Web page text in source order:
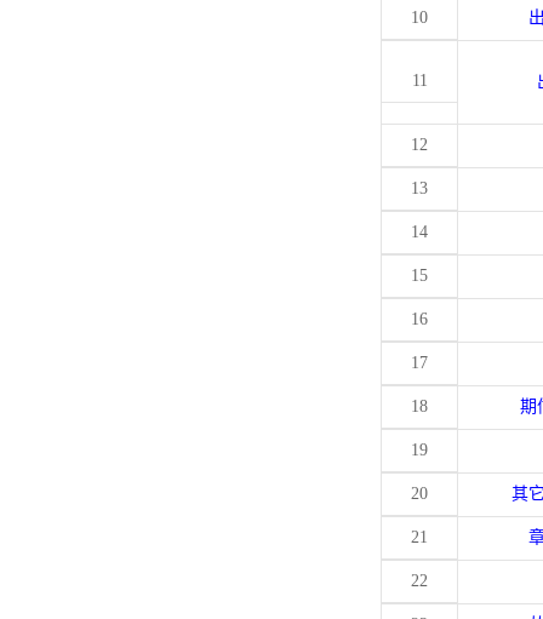
10
11
12
13
14
15
16
17
18 期
19
20 其
21
22